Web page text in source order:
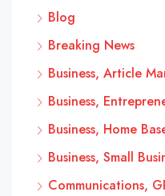
Blog
Breaking News
Business, Article
Business,
Business, Home
Business, Small
Communications,